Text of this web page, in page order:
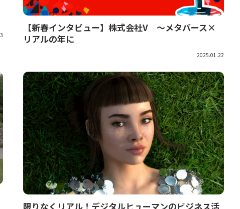
【新春インタビュー】株式会社V ～メタバース×
リアルの年に
2025.01.22
限りなくリアル！デジタルヒューマンのビジネス活